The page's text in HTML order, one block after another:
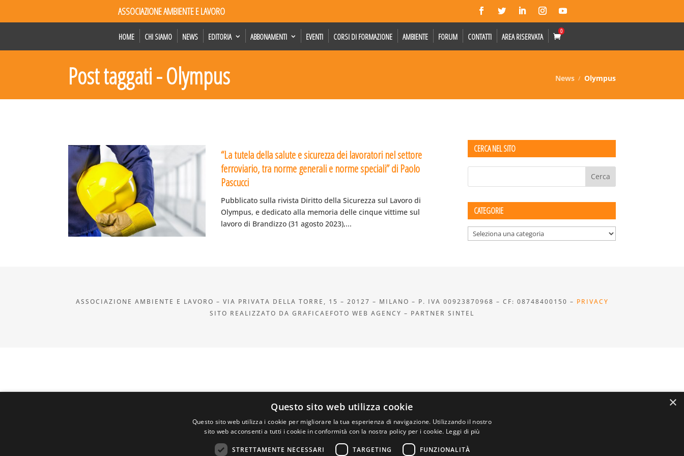
ASSOCIAZIONE AMBIENTE E LAVORO
HOME CHI SIAMO NEWS EDITORIA ABBONAMENTI EVENTI CORSI DI FORMAZIONE AMBIENTE FORUM CONTATTI AREA RISERVATA
0
Post taggati - Olympus News Olympus
“La tutela della salute e sicurezza dei lavoratori nel settore
ferroviario, tra norme generali e norme speciali” di Paolo
Pascucci
Pubblicato sulla rivista Diritto della Sicurezza sul Lavoro di
Olympus, e dedicato alla memoria delle cinque vittime sul
lavoro di Brandizzo (31 agosto 2023),...
CERCA NEL SITO
CATEGORIE
Categorie
ASSOCIAZIONE AMBIENTE E LAVORO – VIA PRIVATA DELLA TORRE, 15 – 20127 – MILANO – P. IVA 00923870968 – CF: 08748400150 – PRIVACY
SITO REALIZZATO DA GRAFICAEFOTO WEB AGENCY – PARTNER SINTEL
×
Questo sito web utilizza cookie
Questo sito web utilizza i cookie per migliorare la tua esperienza di navigazione. Utilizzando il nostro
sito web acconsenti a tutti i cookie in conformità con la nostra policy per i cookie. Leggi di più
STRETTAMENTE NECESSARI TARGETING FUNZIONALITÀ